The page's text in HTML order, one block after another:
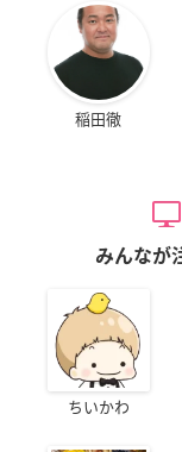
稲田徹
みんなが
ちいかわ